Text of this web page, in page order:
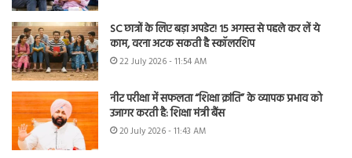
SC छात्रों के लिए बड़ा अपडेट! 15 अगस्त से पहले कर लें ये
काम, वरना अटक सकती है स्कॉलरशिप
22 July 2026 - 11:54 AM
नीट परीक्षा में सफलता “शिक्षा क्रांति” के व्यापक प्रभाव को
उजागर करती है: शिक्षा मंत्री बैंस
20 July 2026 - 11:43 AM